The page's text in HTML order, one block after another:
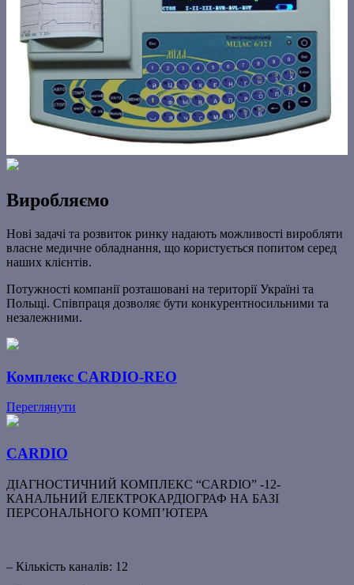
Виробляємо
Нові задачі та розвиток ринку надають можливості виробляти
власне медичне обладнання, що користується попитом серед
наших клієнтів.
Потужності компанії розташовані на території Україні та
Польщі. Співпраця дозволяє бути конкурентносильними та
незалежними.
Комплекс CARDIO-REO
Переглянути
CARDIO
ДІАГНОСТИЧНИЙ КОМПЛЕКС “CARDIO” -12-
КАНАЛЬНИЙ ЕЛЕКТРОКАРДІОГРАФ НА БАЗІ
ПЕРСОНАЛЬНОГО КОМП’ЮТЕРА
– Кількість каналів: 12